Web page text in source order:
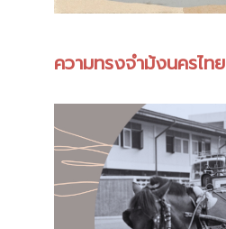
ความทรงจำม้งนครไทย